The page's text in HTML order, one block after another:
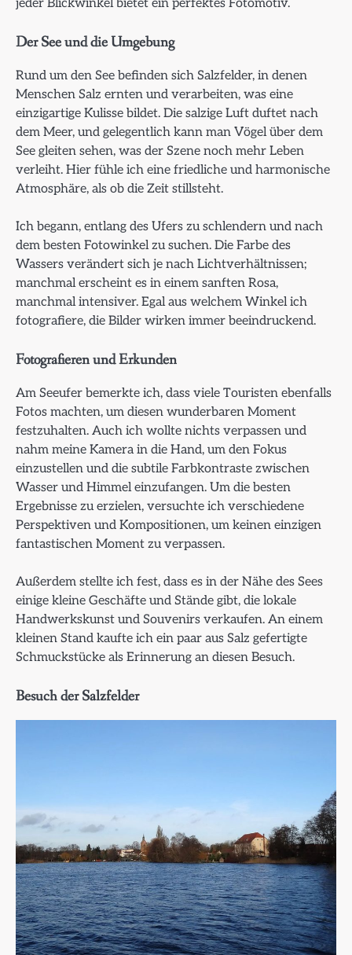
Der See und die Umgebung
Rund um den See befinden sich Salzfelder, in denen
Menschen Salz ernten und verarbeiten, was eine
einzigartige Kulisse bildet. Die salzige Luft duftet nach
dem Meer, und gelegentlich kann man Vögel über dem
See gleiten sehen, was der Szene noch mehr Leben
verleiht. Hier fühle ich eine friedliche und harmonische
Atmosphäre, als ob die Zeit stillsteht.
Ich begann, entlang des Ufers zu schlendern und nach
dem besten Fotowinkel zu suchen. Die Farbe des
Wassers verändert sich je nach Lichtverhältnissen;
manchmal erscheint es in einem sanften Rosa,
manchmal intensiver. Egal aus welchem Winkel ich
fotografiere, die Bilder wirken immer beeindruckend.
Fotografieren und Erkunden
Am Seeufer bemerkte ich, dass viele Touristen ebenfalls
Fotos machten, um diesen wunderbaren Moment
festzuhalten. Auch ich wollte nichts verpassen und
nahm meine Kamera in die Hand, um den Fokus
einzustellen und die subtile Farbkontraste zwischen
Wasser und Himmel einzufangen. Um die besten
Ergebnisse zu erzielen, versuchte ich verschiedene
Perspektiven und Kompositionen, um keinen einzigen
fantastischen Moment zu verpassen.
Außerdem stellte ich fest, dass es in der Nähe des Sees
einige kleine Geschäfte und Stände gibt, die lokale
Handwerkskunst und Souvenirs verkaufen. An einem
kleinen Stand kaufte ich ein paar aus Salz gefertigte
Schmuckstücke als Erinnerung an diesen Besuch.
Besuch der Salzfelder